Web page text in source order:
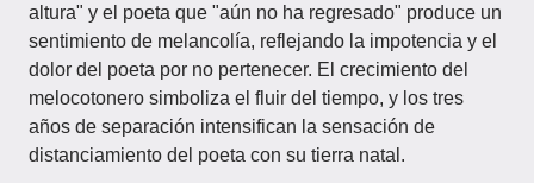
altura" y el poeta que "aún no ha regresado" produce un
sentimiento de melancolía, reflejando la impotencia y el
dolor del poeta por no pertenecer. El crecimiento del
melocotonero simboliza el fluir del tiempo, y los tres
años de separación intensifican la sensación de
distanciamiento del poeta con su tierra natal.